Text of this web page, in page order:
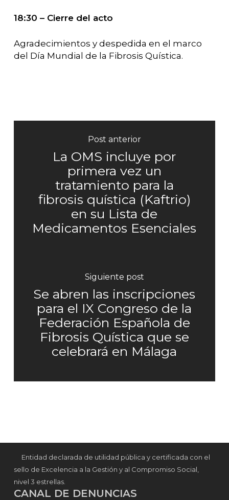
18:30 – Cierre del acto
Agradecimientos y despedida en el marco
del Día Mundial de la Fibrosis Quística.
Post anterior
La OMS incluye por
primera vez un
tratamiento para la
fibrosis quística (Kaftrio)
en su Lista de
Medicamentos Esenciales
Siguiente post
Se abren las inscripciones
para el IX Congreso de la
Federación Española de
Fibrosis Quística que se
celebrará en Málaga
Entidad declarada de utilidad pública y certificada con el
sello de Excelencia a la Gestión y al Compromiso Social,
nivel 3 estrellas.
CANAL DE DENUNCIAS